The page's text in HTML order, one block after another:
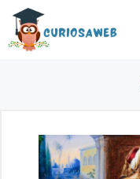
Saltar
contenido